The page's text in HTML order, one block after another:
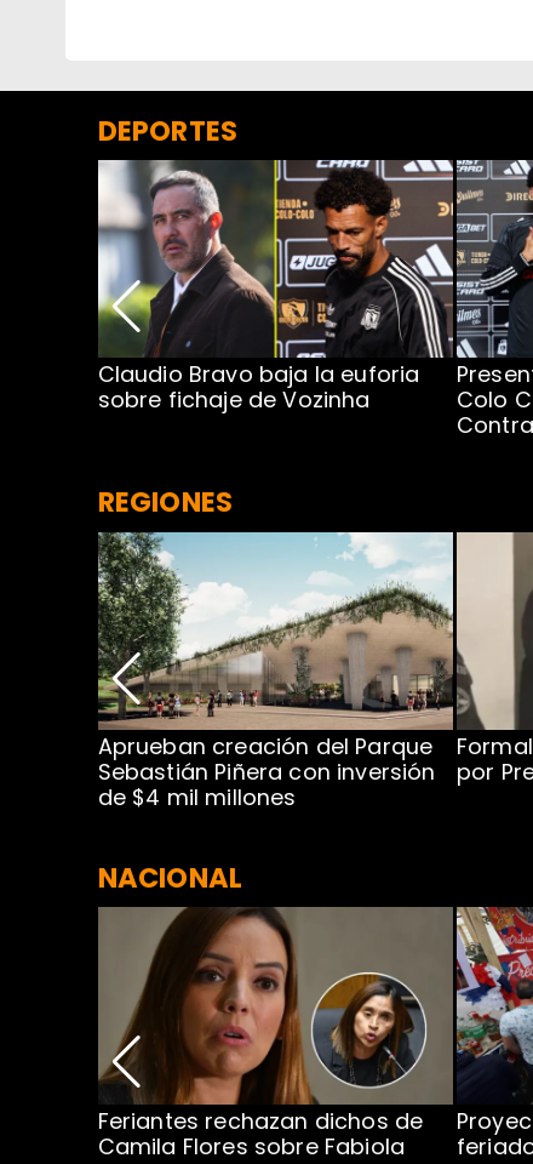
DEPORTES
Claudio Bravo baja la euforia
sobre fichaje de Vozinha
Colo
REGIONES
Aprueban creación del Parque
Sebastián Piñera con inversión
de $4 mil millones
por
NACIONAL
Feriantes rechazan dichos de
Camila Flores sobre Fabiola